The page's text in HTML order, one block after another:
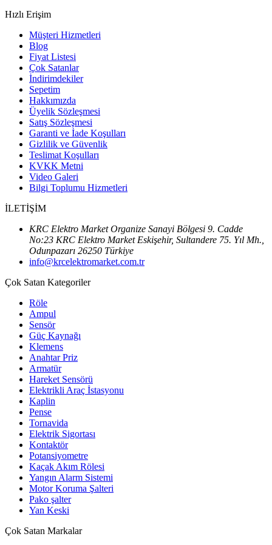
Hızlı Erişim
Müşteri Hizmetleri
Blog
Fiyat Listesi
Çok Satanlar
İndirimdekiler
Sepetim
Hakkımızda
Üyelik Sözleşmesi
Satış Sözleşmesi
Garanti ve İade Koşulları
Gizlilik ve Güvenlik
Teslimat Koşulları
KVKK Metni
Video Galeri
Bilgi Toplumu Hizmetleri
İLETİŞİM
KRC Elektro Market Organize Sanayi Bölgesi 9. Cadde
No:23 KRC Elektro Market Eskişehir, Sultandere 75. Yıl Mh.,
Odunpazarı 26250 Türkiye
info@krcelektromarket.com.tr
Çok Satan Kategoriler
Röle
Ampul
Sensör
Güç Kaynağı
Klemens
Anahtar Priz
Armatür
Hareket Sensörü
Elektrikli Araç İstasyonu
Kaplin
Pense
Tornavida
Elektrik Sigortası
Kontaktör
Potansiyometre
Kaçak Akım Rölesi
Yangın Alarm Sistemi
Motor Koruma Şalteri
Pako şalter
Yan Keski
Çok Satan Markalar